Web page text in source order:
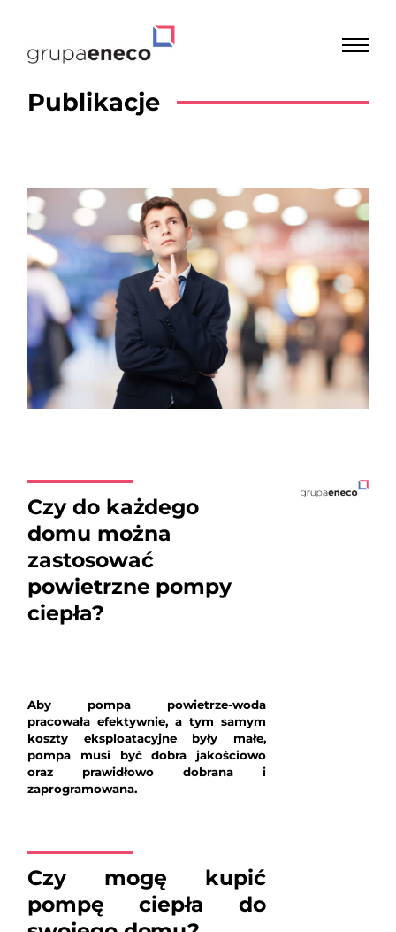
Publikacje
Czy do każdego
domu można
zastosować
powietrzne pompy
ciepła?
Aby pompa powietrze-woda
pracowała efektywnie, a tym samym
koszty eksploatacyjne były małe,
pompa musi być dobra jakościowo
oraz prawidłowo dobrana i
zaprogramowana.
Czy mogę kupić
pompę ciepła do